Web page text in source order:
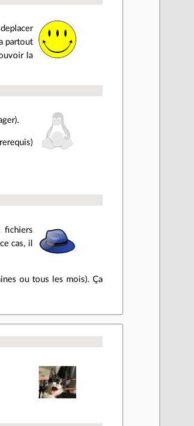
partout
la
fichiers
cas, il
ou tous les mois). Ça